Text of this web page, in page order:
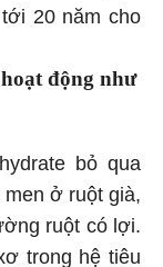
20 năm cho
động như
bỏ qua
ở ruột già,
ruột có lợi.
trong hệ tiêu